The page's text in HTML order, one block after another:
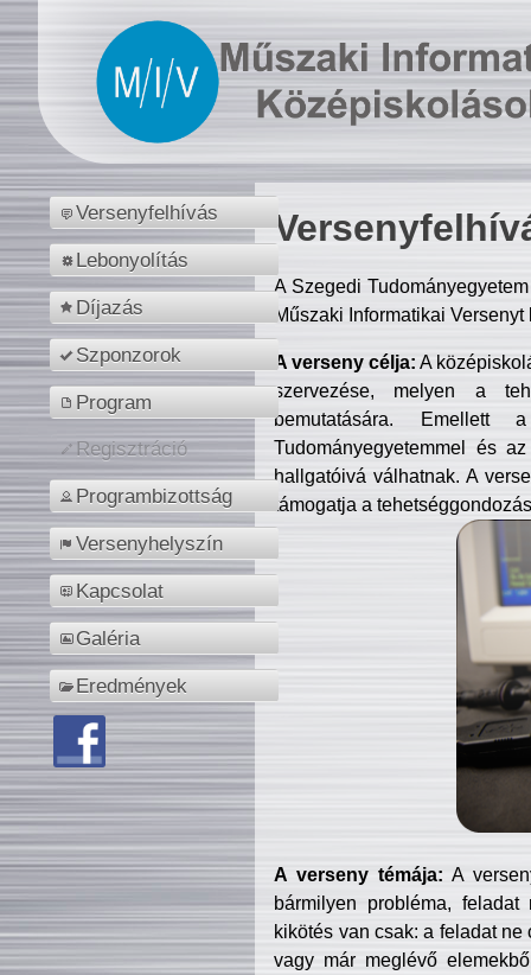
Versenyfelhívás
Lebonyolítás
Díjazás
Szponzorok
Program
Regisztráció
Programbizottság
Versenyhelyszín
Kapcsolat
Galéria
Eredmények
A Szegedi
Műszaki Informatikai
A verseny célja: A
szervezése, melyen a
bemutatására. Emellett
Tudományegyetemmel és
hallgatóivá válhatnak. A
támogatja a
A verseny témája: A
bármilyen probléma, feladat
kikötés van csak: a feladat
vagy már meglévő